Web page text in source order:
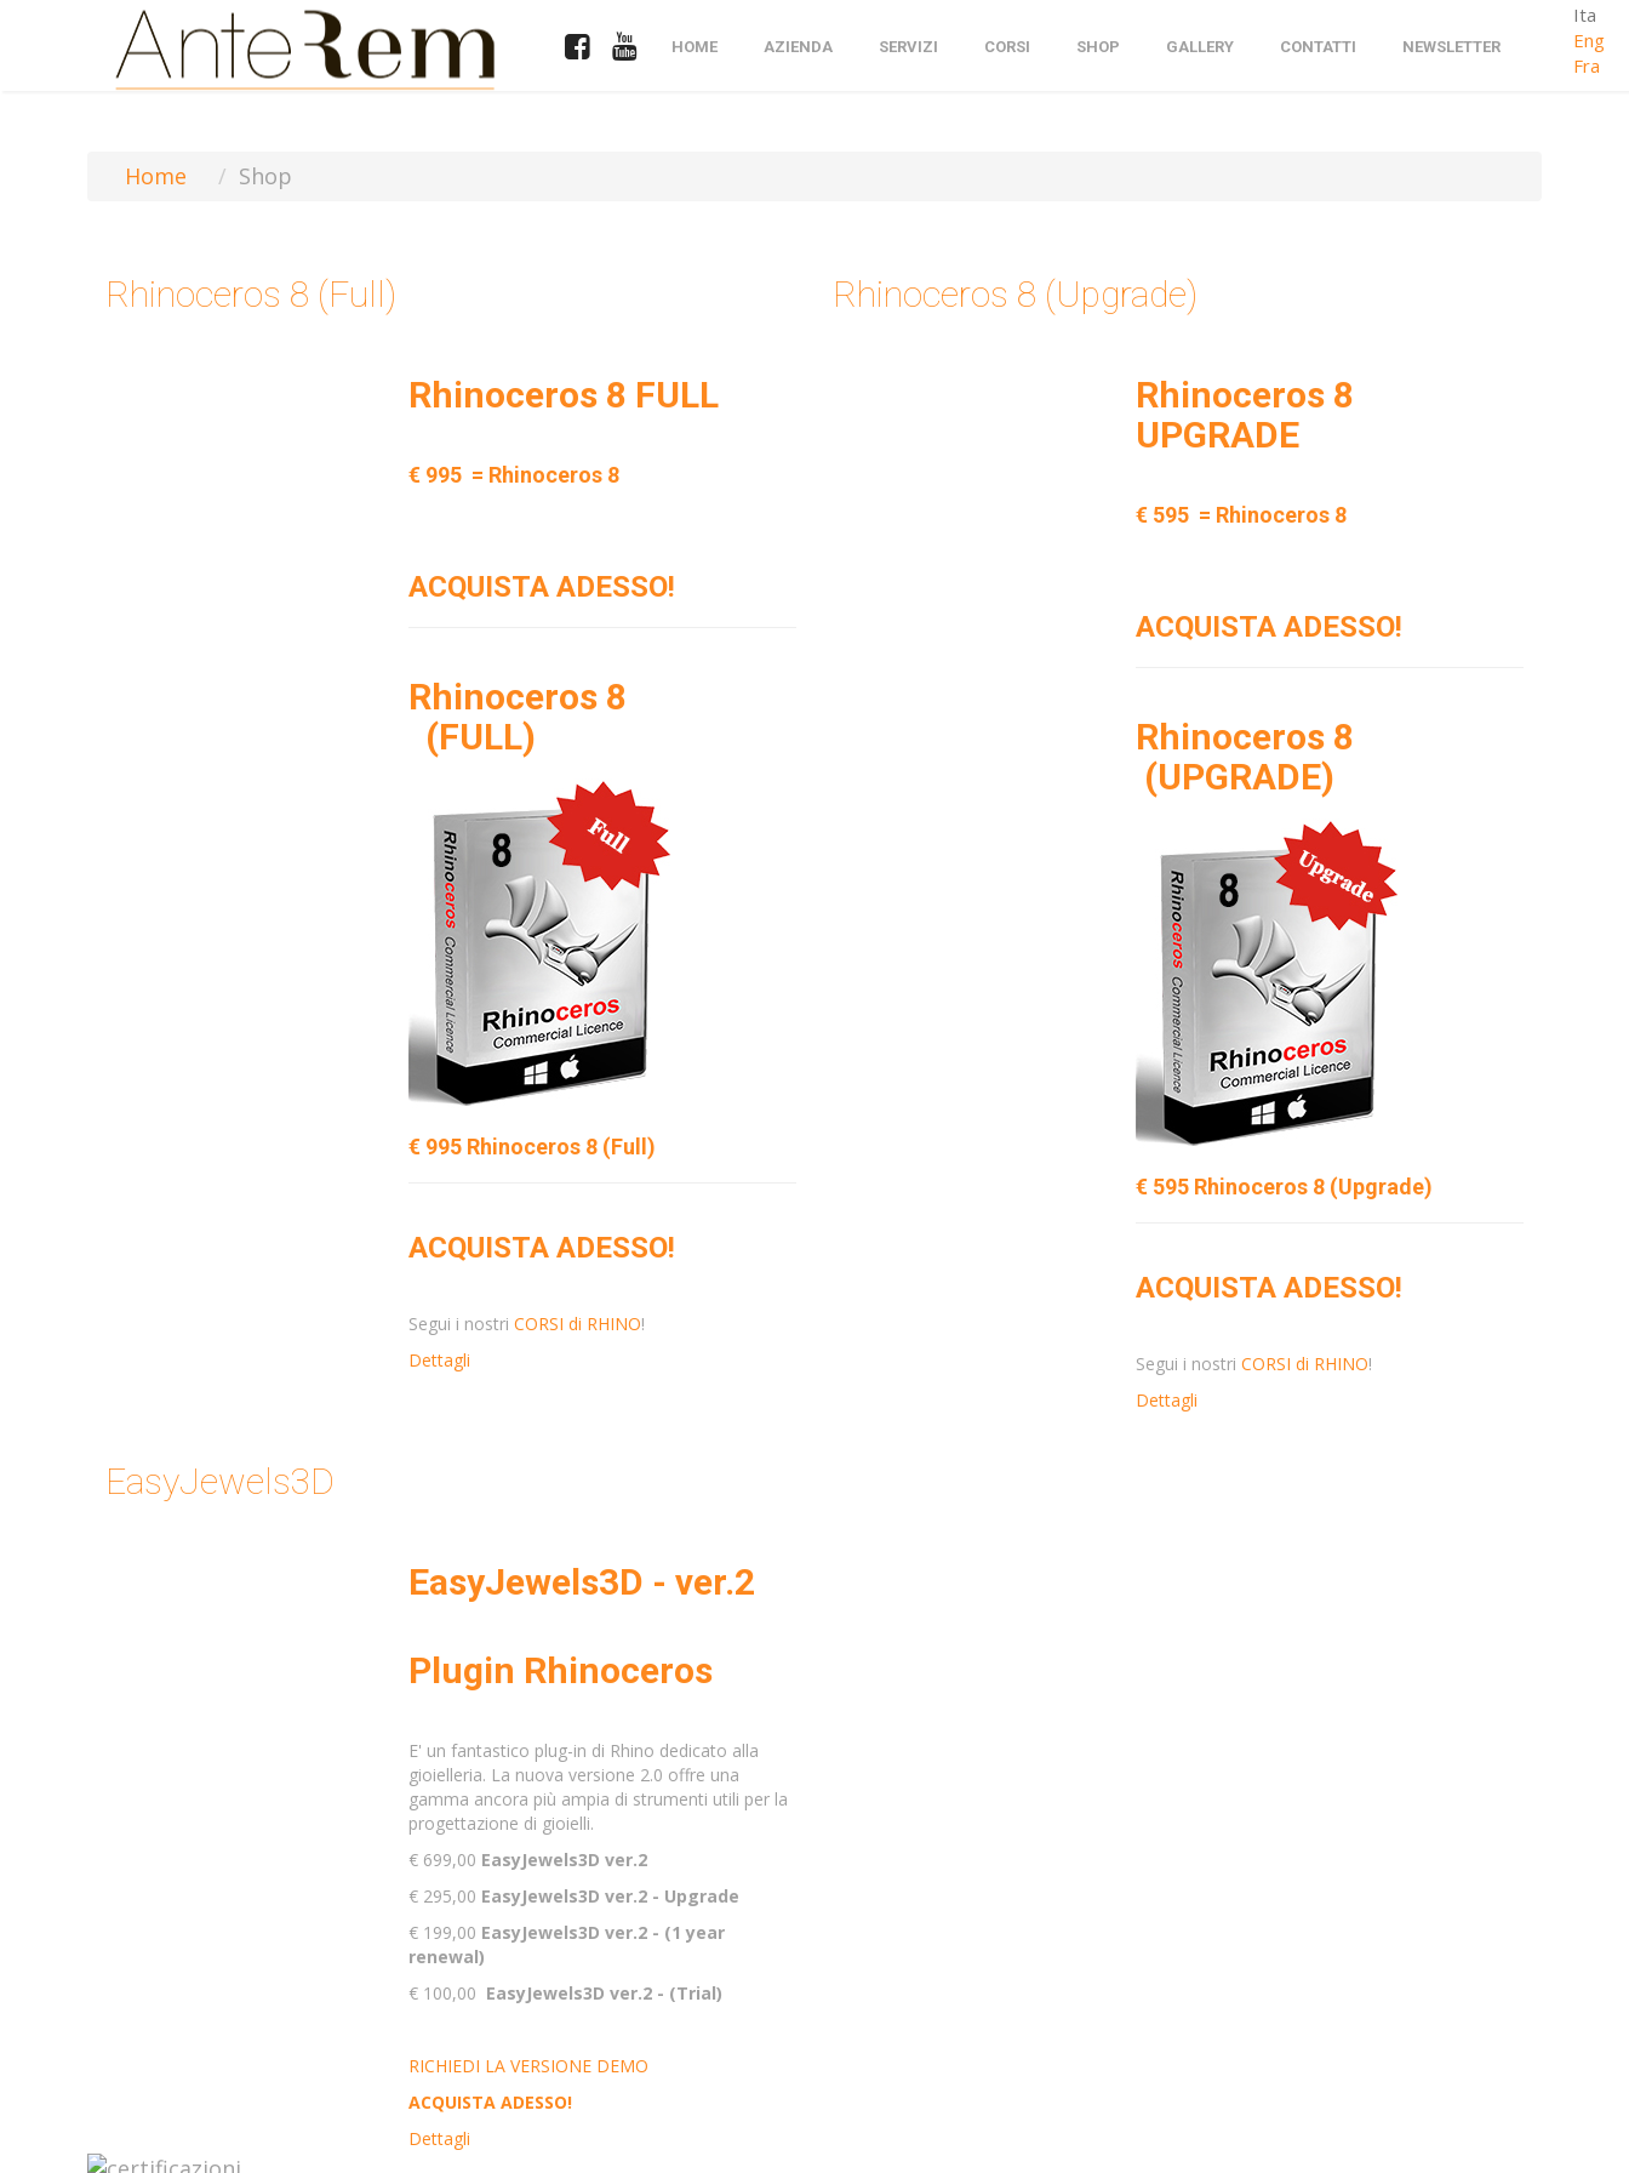
HOME AZIENDA SERVIZI CORSI SHOP GALLERY CONTATTI NEWSLETTER
Ita
Eng
Fra
Home Shop
Rhinoceros 8 (Full)
Rhinoceros 8 FULL
€ 995 = Rhinoceros 8
ACQUISTA ADESSO!
Rhinoceros 8
(FULL)
€ 995 Rhinoceros 8 (Full)
ACQUISTA ADESSO!
Segui i nostri CORSI di RHINO!
Dettagli
Rhinoceros 8 (Upgrade)
Rhinoceros 8
UPGRADE
€ 595 = Rhinoceros 8
ACQUISTA ADESSO!
Rhinoceros 8
(UPGRADE)
€ 595 Rhinoceros 8 (Upgrade)
ACQUISTA ADESSO!
Segui i nostri CORSI di RHINO!
Dettagli
EasyJewels3D
EasyJewels3D - ver.2
Plugin Rhinoceros
E' un fantastico plug-in di Rhino dedicato alla
gioielleria. La nuova versione 2.0 offre una
gamma ancora più ampia di strumenti utili per la
progettazione di gioielli.
€ 699,00 EasyJewels3D ver.2
€ 295,00 EasyJewels3D ver.2 - Upgrade
€ 199,00 EasyJewels3D ver.2 - (1 year
renewal)
€ 100,00 EasyJewels3D ver.2 - (Trial)
RICHIEDI LA VERSIONE DEMO
ACQUISTA ADESSO!
Dettagli